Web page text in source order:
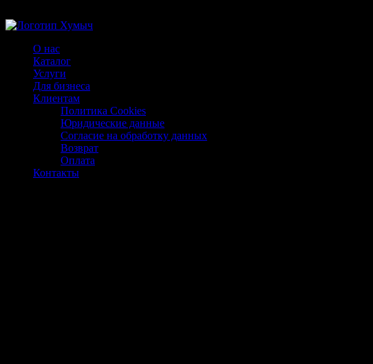
О нас
Каталог
Услуги
Для бизнеса
Клиентам
Политика Cookies
Юридические данные
Согласие на обработку данных
Возврат
Оплата
Контакты